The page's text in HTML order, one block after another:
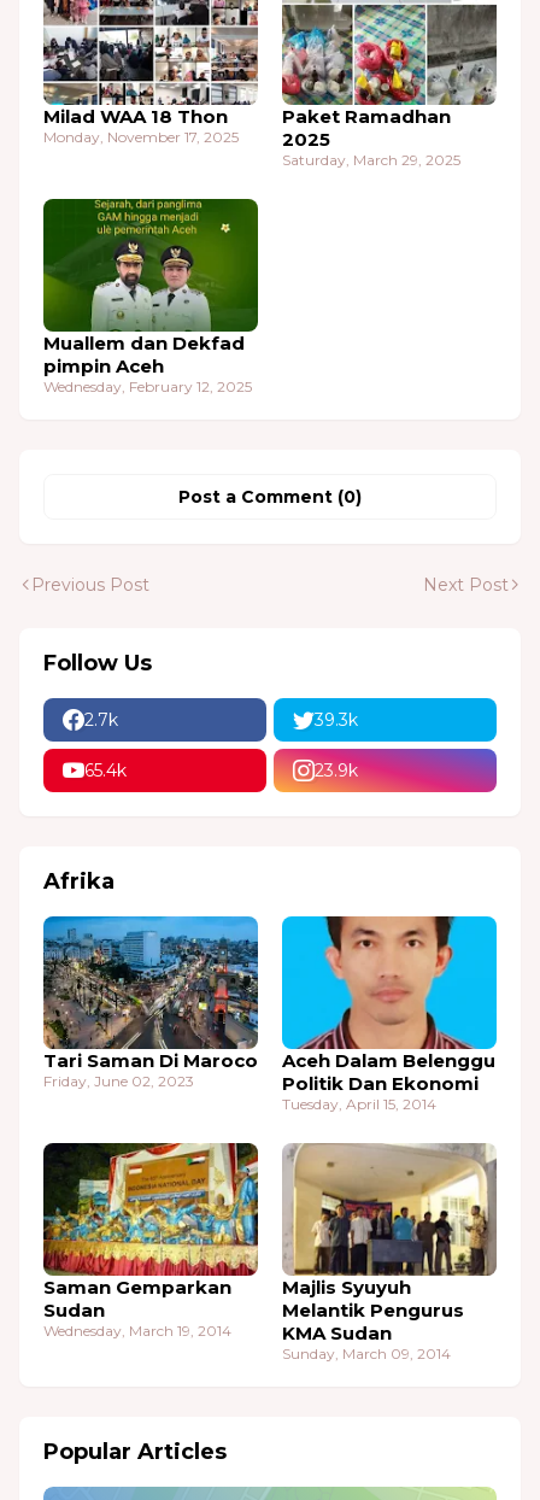
Milad WAA 18 Thon
Monday, November 17, 2025
Paket Ramadhan
2025
Saturday, March 29, 2025
Muallem dan Dekfad
pimpin Aceh
Wednesday, February 12, 2025
Post a Comment (0)
Previous Post Next Post
Follow Us
2.7k 39.3k
65.4k 23.9k
Afrika
Tari Saman Di Maroco
Friday, June 02, 2023
Aceh Dalam Belenggu
Politik Dan Ekonomi
Tuesday, April 15, 2014
Saman Gemparkan
Sudan
Wednesday, March 19, 2014
Majlis Syuyuh
Melantik Pengurus
KMA Sudan
Sunday, March 09, 2014
Popular Articles